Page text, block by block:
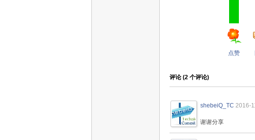
点赞
评论 (2 个评论)
shebeiQ_TC 2016-
谢谢分享